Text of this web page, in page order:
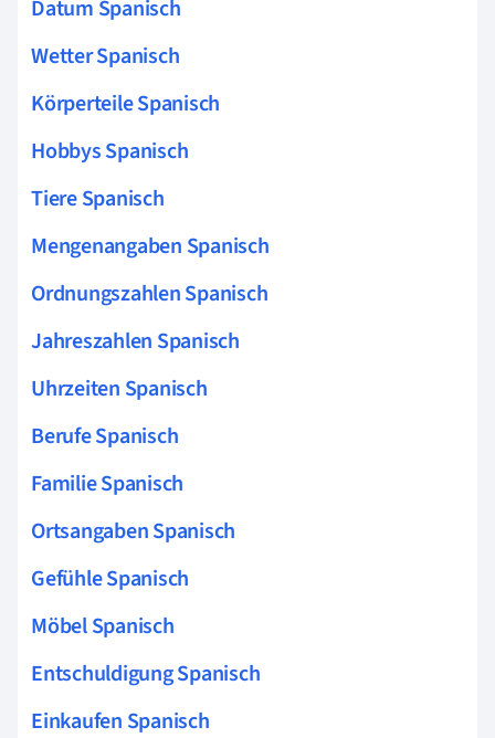
Datum Spanisch
Wetter Spanisch
Körperteile Spanisch
Hobbys Spanisch
Tiere Spanisch
Mengenangaben Spanisch
Ordnungszahlen Spanisch
Jahreszahlen Spanisch
Uhrzeiten Spanisch
Berufe Spanisch
Familie Spanisch
Ortsangaben Spanisch
Gefühle Spanisch
Möbel Spanisch
Entschuldigung Spanisch
Einkaufen Spanisch